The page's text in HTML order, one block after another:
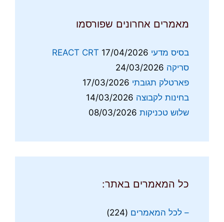
מאמרים אחרונים שפורסמו
בסיס מדעי REACT CRT 17/04/2026
סריקה 24/03/2026
פארטלק תגובתי 17/03/2026
בחינות לקבוצה 14/03/2026
שלוש טכניקות 08/03/2026
כל המאמרים באתר:
– לכל המאמרים (224)